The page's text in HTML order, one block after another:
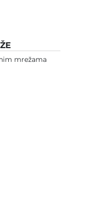
mrežama